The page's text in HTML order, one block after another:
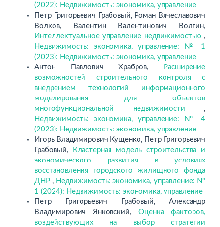
(2022): Недвижимость: экономика, управление
Петр Григорьевич Грабовый, Роман Вячеславович
Волков, Валентин Валентинович Волгин,
Интеллектуальное управление недвижимостью ,
Недвижимость: экономика, управление: № 1
(2023): Недвижимость: экономика, управление
Антон Павлович Храбров,
Расширение
возможностей строительного контроля с
внедрением технологий информационного
моделирования для объектов
многофункциональной недвижимости ,
Недвижимость: экономика, управление: № 4
(2023): Недвижимость: экономика, управление
Игорь Владимирович Кущенко, Петр Григорьевич
Грабовый,
Кластерная модель строительства и
экономического развития в условиях
восстановления городского жилищного фонда
ДНР , Недвижимость: экономика, управление: №
1 (2024): Недвижимость: экономика, управление
Петр Григорьевич Грабовый, Александр
Владимирович Янковский, Оценка факторов,
воздействующих на выбор стратегии